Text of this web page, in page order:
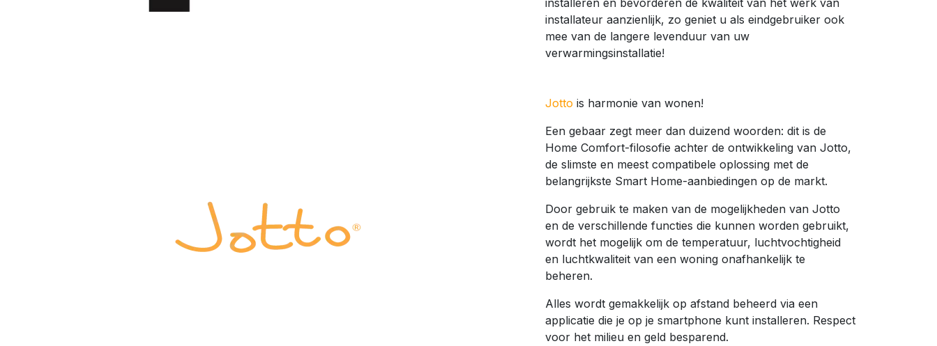
installeren en bevorderen de kwaliteit van het werk van
installateur aanzienlijk, zo geniet u als eindgebruiker ook
mee van de langere levenduur van uw
verwarmingsinstallatie!
Jotto is harmonie van wonen!
Een gebaar zegt meer dan duizend woorden: dit is de
Home Comfort-filosofie achter de ontwikkeling van Jotto,
de slimste en meest compatibele oplossing met de
belangrijkste Smart Home-aanbiedingen op de markt.
Door gebruik te maken van de mogelijkheden van Jotto
en de verschillende functies die kunnen worden gebruikt,
wordt het mogelijk om de temperatuur, luchtvochtigheid
en luchtkwaliteit van een woning onafhankelijk te
beheren.
Alles wordt gemakkelijk op afstand beheerd via een
applicatie die je op je smartphone kunt installeren. Respect
voor het milieu en geld besparend.